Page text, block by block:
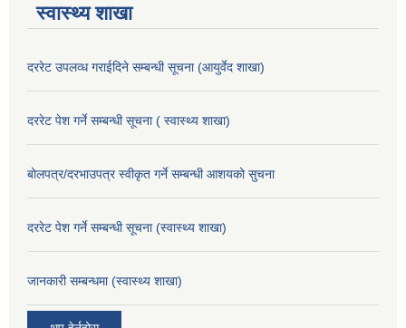
स्वास्थ्य शाखा
दररेट उपलव्ध गराईदिने सम्बन्धी सूचना (आयुर्वेद शाखा)
दररेट पेश गर्ने सम्बन्धी सूचना ( स्वास्थ्य शाखा)
बोलपत्र/दरभाउपत्र स्वीकृत गर्ने सम्बन्धी आशयको सुचना
दररेट पेश गर्ने सम्बन्धी सूचना (स्वास्थ्य शाखा)
जानकारी सम्बन्धमा (स्वास्थ्य शाखा)